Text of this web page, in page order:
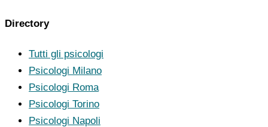
Directory
Tutti gli psicologi
Psicologi Milano
Psicologi Roma
Psicologi Torino
Psicologi Napoli